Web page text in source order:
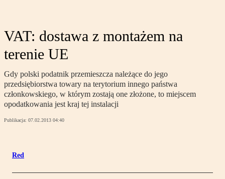
VAT: dostawa z montażem na
terenie UE
Gdy polski podatnik przemieszcza należące do jego
przedsiębiorstwa towary na terytorium innego państwa
członkowskiego, w którym zostają one złożone, to miejscem
opodatkowania jest kraj tej instalacji
Publikacja: 07.02.2013 04:40
Red